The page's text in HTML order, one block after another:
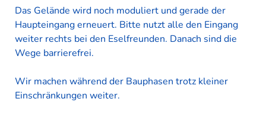
DATENSCHUTZ
HAFTUNGSAUSSCHLUSS
KONTAKT
SITEMAP
Das Gelände wird noch moduliert und gerade der
Haupteingang erneuert. Bitte nutzt alle den Eingang
weiter rechts bei den Eselfreunden. Danach sind die
Wege barrierefrei.
Wir machen während der Bauphasen trotz kleiner
Einschränkungen weiter.